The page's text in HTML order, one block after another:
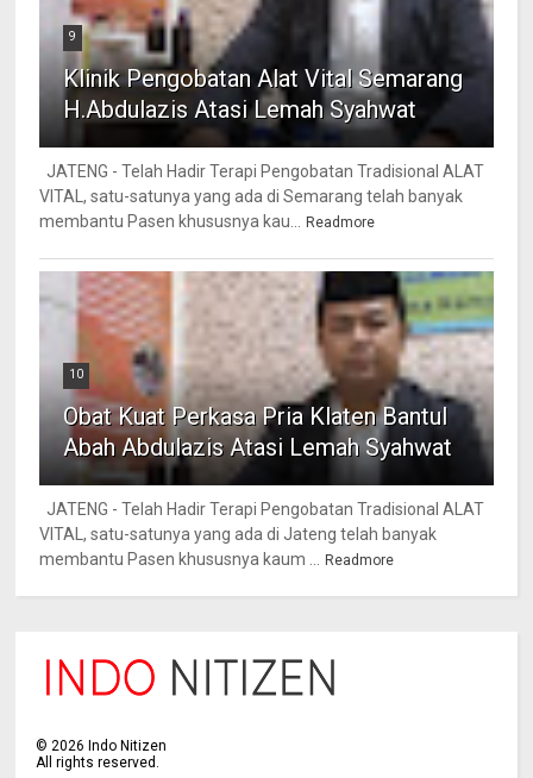
9
Klinik Pengobatan Alat Vital Semarang
H.Abdulazis Atasi Lemah Syahwat
JATENG - Telah Hadir Terapi Pengobatan Tradisional ALAT
VITAL, satu-satunya yang ada di Semarang telah banyak
membantu Pasen khususnya kau...
Readmore
10
Obat Kuat Perkasa Pria Klaten Bantul
Abah Abdulazis Atasi Lemah Syahwat
JATENG - Telah Hadir Terapi Pengobatan Tradisional ALAT
VITAL, satu-satunya yang ada di Jateng telah banyak
membantu Pasen khususnya kaum ...
Readmore
© 2026 Indo Nitizen
All rights reserved.